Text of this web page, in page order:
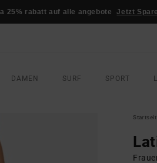
25% rabatt auf alle angebote Jetzt
DAMEN SURF SPORT